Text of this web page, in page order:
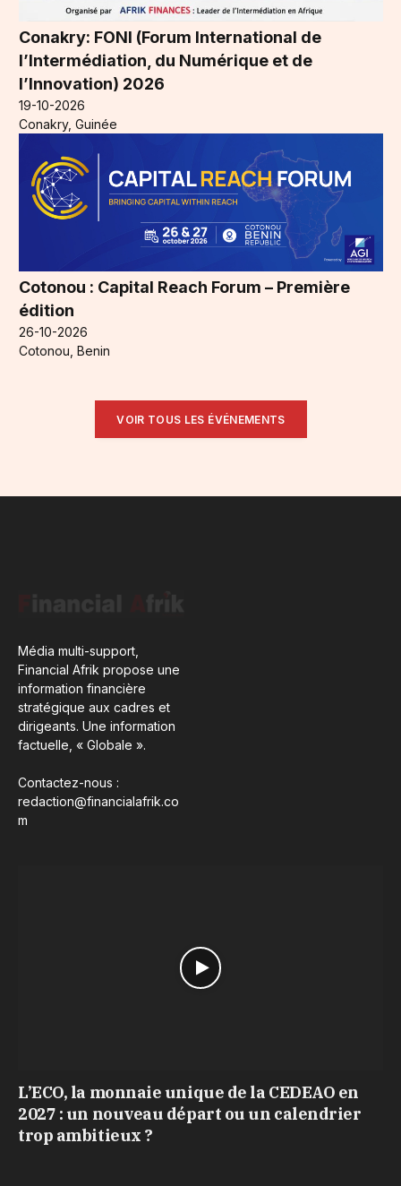
Conakry: FONI (Forum International de
l’Intermédiation, du Numérique et de
l’Innovation) 2026
19-10-2026
Conakry, Guinée
Cotonou : Capital Reach Forum – Première
édition
26-10-2026
Cotonou, Benin
VOIR TOUS LES ÉVÉNEMENTS
Média multi-support,
Financial Afrik propose une
information financière
stratégique aux cadres et
dirigeants. Une information
factuelle, « Globale ».
Contactez-nous :
redaction@financialafrik.co
m
L’ECO, la monnaie unique de la CEDEAO en
2027 : un nouveau départ ou un calendrier
trop ambitieux ?